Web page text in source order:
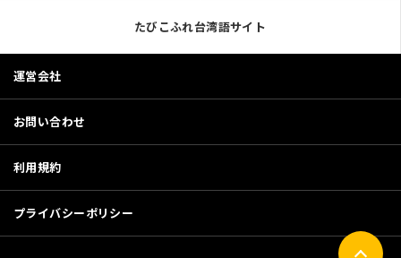
たびこふれ台湾語サイト
運営会社
お問い合わせ
利用規約
プライバシーポリシー